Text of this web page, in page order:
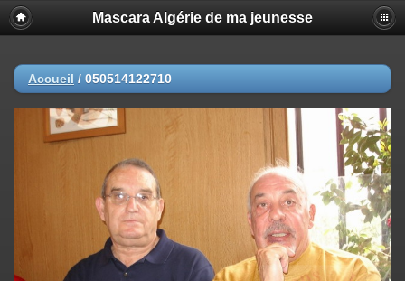
Mascara Algérie de ma jeunesse
Accueil / 050514122710